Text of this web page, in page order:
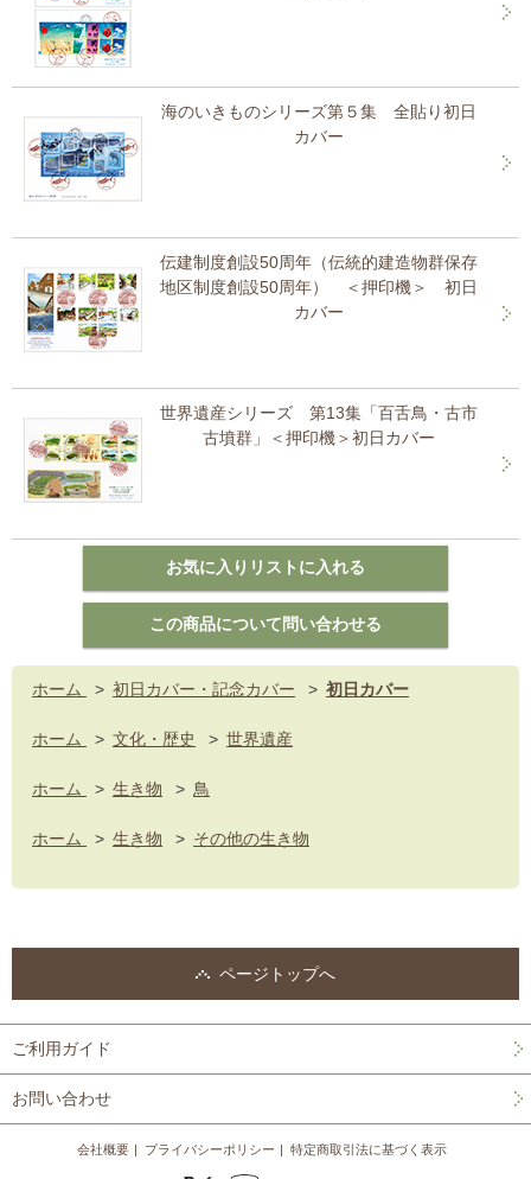
海のいきものシリーズ第５集 全貼り初日
カバー
伝建制度創設50周年（伝統的建造物群保存
地区制度創設50周年） ＜押印機＞ 初日
カバー
世界遺産シリーズ 第13集「百舌鳥・古市
古墳群」＜押印機＞初日カバー
ホーム > 初日カバー・記念カバー > 初日カバー
ホーム > 文化・歴史 > 世界遺産
ホーム > 生き物 > 鳥
ホーム > 生き物 > その他の生き物
ページトップへ
ご利用ガイド
お問い合わせ
会社概要 プライバシーポリシー 特定商取引法に基づく表示